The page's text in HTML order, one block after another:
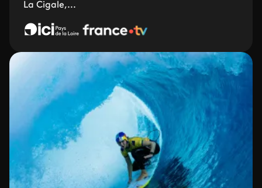
La Cigale,...